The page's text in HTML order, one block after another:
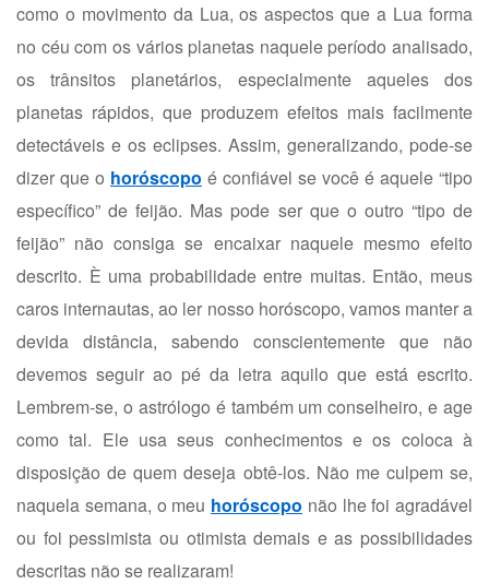
como o movimento da Lua, os aspectos que a Lua forma
no céu com os vários planetas naquele período analisado,
os trânsitos planetários, especialmente aqueles dos
planetas rápidos, que produzem efeitos mais facilmente
detectáveis e os eclipses. Assim, generalizando, pode-se
dizer que o horóscopo é confiável se você é aquele “tipo
específico” de feijão. Mas pode ser que o outro “tipo de
feijão” não consiga se encaixar naquele mesmo efeito
descrito. È uma probabilidade entre muitas. Então, meus
caros internautas, ao ler nosso horóscopo, vamos manter a
devida distância, sabendo conscientemente que não
devemos seguir ao pé da letra aquilo que está escrito.
Lembrem-se, o astrólogo é também um conselheiro, e age
como tal. Ele usa seus conhecimentos e os coloca à
disposição de quem deseja obtê-los. Não me culpem se,
naquela semana, o meu horóscopo não lhe foi agradável
ou foi pessimista ou otimista demais e as possibilidades
descritas não se realizaram!